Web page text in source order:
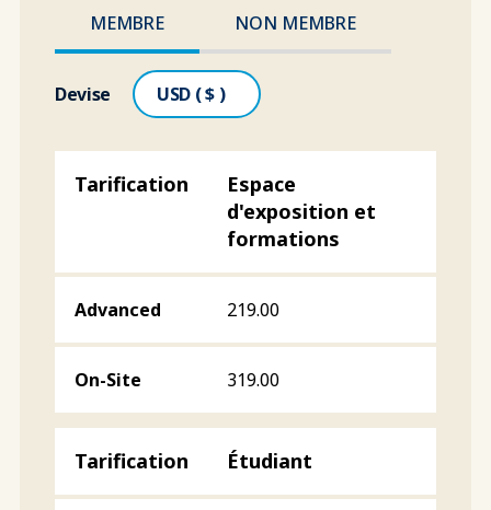
MEMBRE NON MEMBRE
Devise
Espace
d'exposition et
formations
219.00
319.00
Étudiant